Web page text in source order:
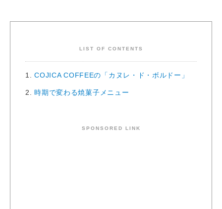
LIST OF CONTENTS
1.COJICA COFFEEの「カヌレ・ド・ボルドー」
2.時期で変わる焼菓子メニュー
SPONSORED LINK